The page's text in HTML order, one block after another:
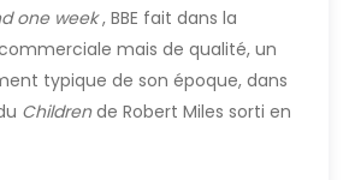
one week, BBE fait dans la
mais de qualité, un
typique de son époque, dans
Childrende Robert Miles sorti en